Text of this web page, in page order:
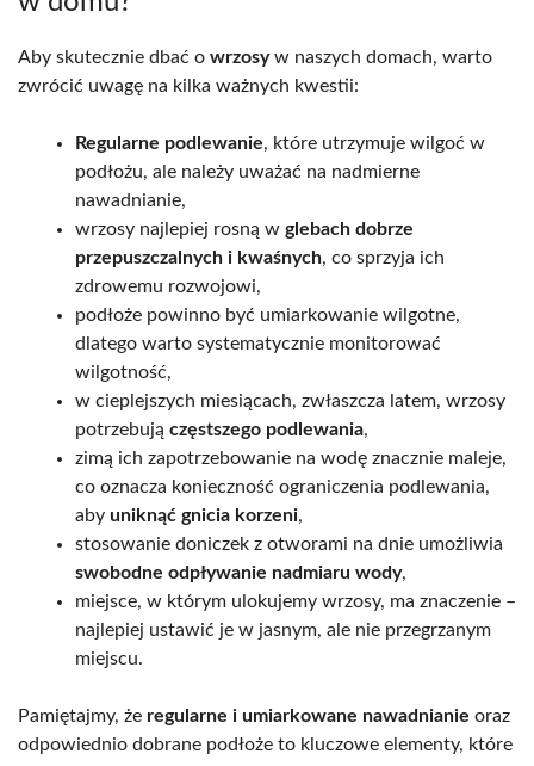
Aby skutecznie dbać o wrzosyw naszych domach, warto
zwrócić uwagę na kilka ważnych kwestii:
Regularne podlewanie, które utrzymuje wilgoć w
podłożu, ale należy uważać na nadmierne
nawadnianie,
wrzosy najlepiej rosną w glebach dobrze
przepuszczalnych i kwaśnych, co sprzyja ich
zdrowemu rozwojowi,
podłoże powinno być umiarkowanie wilgotne,
dlatego warto systematycznie monitorować
wilgotność,
w cieplejszych miesiącach, zwłaszcza latem, wrzosy
potrzebują częstszego podlewania,
zimą ich zapotrzebowanie na wodę znacznie maleje,
co oznacza konieczność ograniczenia podlewania,
aby uniknąć gnicia korzeni,
stosowanie doniczek z otworami na dnie umożliwia
swobodne odpływanie nadmiaru wody,
miejsce, w którym ulokujemy wrzosy, ma znaczenie –
najlepiej ustawić je w jasnym, ale nie przegrzanym
miejscu.
Pamiętajmy, że regularne i umiarkowane nawadnianie oraz
odpowiednio dobrane podłoże to kluczowe elementy, które